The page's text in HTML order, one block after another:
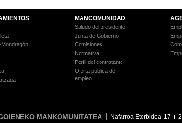
MANCOMUNIDAD
Saludo del presidente
Junta de Gobierno
Comisiones
Normativa
Perfil del contratante
Oferta pública de
empleo
MANKOMUNITATEA Nafarroa Etorbidea, 17